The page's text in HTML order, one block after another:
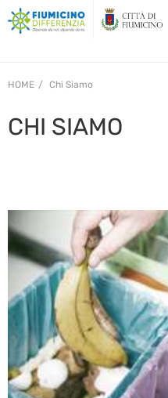
HOME Chi Siamo
CHI SIAMO